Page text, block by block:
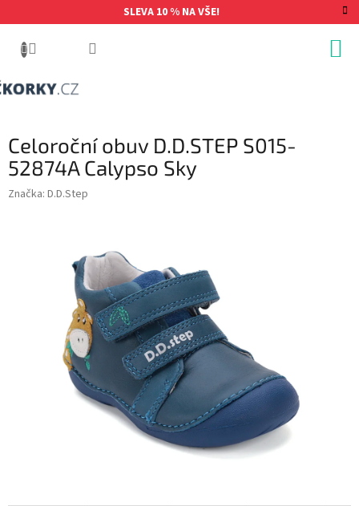
na
SLEVA 10 % NA VŠE!
Celoroční obuv D.D.STEP S015-
52874A Calypso Sky
Značka: D.D.Step